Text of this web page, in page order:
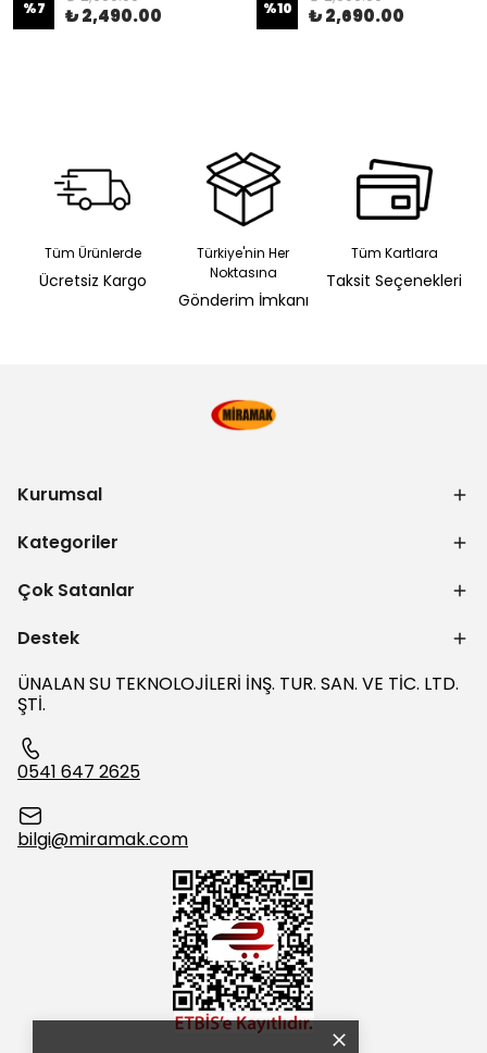
%7 ₺ 2,490.00 %10 ₺ 2,690.00
Tüm Ürünlerde
Ücretsiz Kargo
Türkiye'nin Her
Noktasına
Gönderim İmkanı
Tüm Kartlara
Taksit Seçenekleri
Kurumsal
Kategoriler
Çok Satanlar
Destek
ÜNALAN SU TEKNOLOJİLERİ İNŞ. TUR. SAN. VE TİC. LTD.
ŞTİ.
0541 647 2625
bilgi@miramak.com